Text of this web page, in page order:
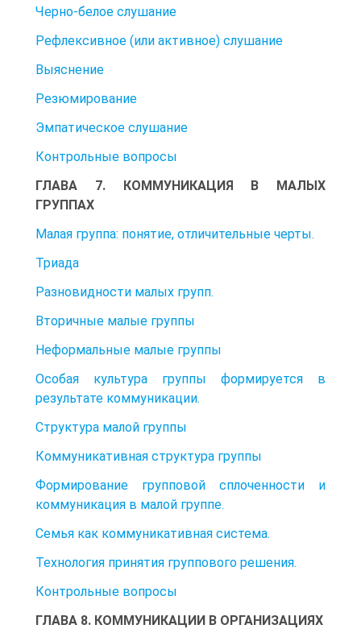
Черно-белое слушание
Рефлексивное (или активное) слушание
Выяснение
Резюмирование
Эмпатическое слушание
Контрольные вопросы
ГЛАВА 7. КОММУНИКАЦИЯ В МАЛЫХ
ГРУППАХ
Малая группа: понятие, отличительные черты.
Триада
Разновидности малых групп.
Вторичные малые группы
Неформальные малые группы
Особая культура группы формируется в
результате коммуникации.
Структура малой группы
Коммуникативная структура группы
Формирование групповой сплоченности и
коммуникация в малой группе.
Семья как коммуникативная система.
Технология принятия группового решения.
Контрольные вопросы
ГЛАВА 8. КОММУНИКАЦИИ В ОРГАНИЗАЦИЯХ